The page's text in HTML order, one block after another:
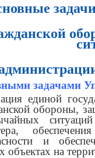
задачами
единой
обороны,
и
объектах на